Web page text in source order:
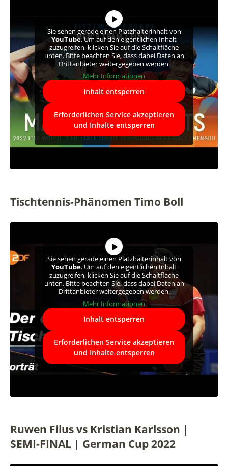
Sie sehen gerade einen Platzhalterinhalt von
YouTube. Um auf den eigentlichen Inhalt
zuzugreifen, klicken Sie auf die Schaltfläche
unten. Bitte beachten Sie, dass dabei Daten an
Drittanbieter weitergegeben werden.
Mehr Informationen
Inhalt entsperren
Erforderlichen Service akzeptieren
und Inhalte entsperren
Tischtennis-Phänomen Timo Boll
Sie sehen gerade einen Platzhalterinhalt von
YouTube. Um auf den eigentlichen Inhalt
zuzugreifen, klicken Sie auf die Schaltfläche
unten. Bitte beachten Sie, dass dabei Daten an
Drittanbieter weitergegeben werden.
Mehr Informationen
Inhalt entsperren
Erforderlichen Service akzeptieren
und Inhalte entsperren
Ruwen Filus vs Kristian Karlsson |
SEMI-FINAL | German Cup 2022